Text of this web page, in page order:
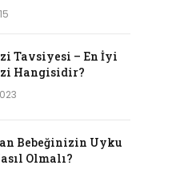
Tavsiyesi – En İyi
Hangisidir?
Bebeğinizin Uyku
Olmalı?